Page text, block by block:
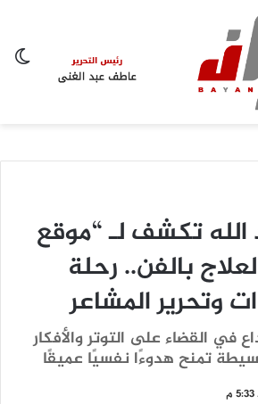
الله تكشف لـ “موقع
بالفن.. رحلة
وتحرير المشاعر
في القضاء على التوتر والأفكار
تمنح هدوءًا نفسيًا عميقًا